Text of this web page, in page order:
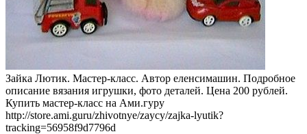
Зайка Лютик. Мастер-класс. Автор еленсимашин. Подробное
описание вязания игрушки, фото деталей. Цена 200 рублей.
Купить мастер-класс на Ами.гуру
http://store.ami.guru/zhivotnye/zaycy/zajka-lyutik?
tracking=56958f9d7796d